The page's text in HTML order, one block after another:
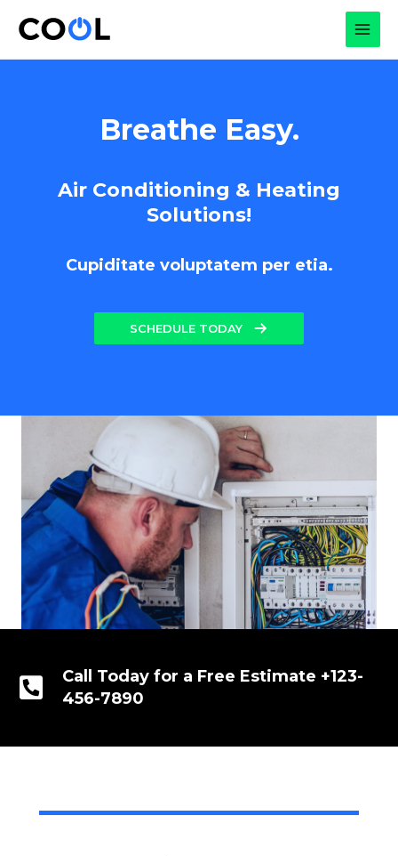
Breathe Easy.
Air Conditioning & Heating
Solutions!
Cupiditate voluptatem per etia.
SCHEDULE TODAY
Call Today for a Free Estimate +123-
456-7890